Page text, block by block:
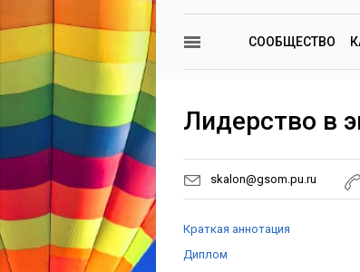
СООБЩЕСТВО
Лидерство в
skalon@gsom.pu.ru
Краткая аннотация
Диплом